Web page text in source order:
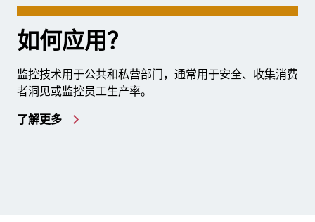
如何应用？
监控技术用于公共和私营部门，通常用于安全、收集消费
者洞见或监控员工生产率。
了解更多